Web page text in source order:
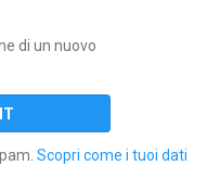
di un nuovo
Scopri come i tuoi dati